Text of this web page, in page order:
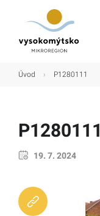
Úvod › P1280111
P1280111
19. 7. 2024
Turistické cíle
Kultura
Kontakt